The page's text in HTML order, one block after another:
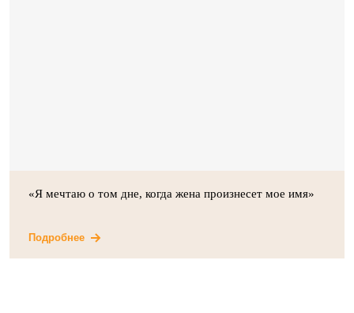
«Я мечтаю о том дне, когда жена произнесет мое имя»
Подробнее